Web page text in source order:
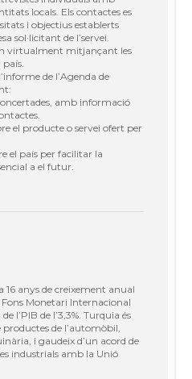
locals. Els contactes es
i objectius establerts
sol·licitant de l’servei.
virtualment mitjançant les
de l’Agenda de
amb informació
el producte o servei ofert per
el país per facilitar la
a el futur.
anys de creixement anual
Fons Monetari Internacional
l’PIB de l’3,3%. Turquia és
de l’automòbil,
i gaudeix d’un acord de
industrials amb la Unió